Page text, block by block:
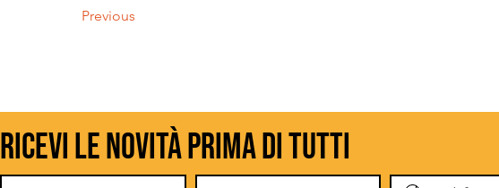
Previous
ricevi le novità prima di tutti